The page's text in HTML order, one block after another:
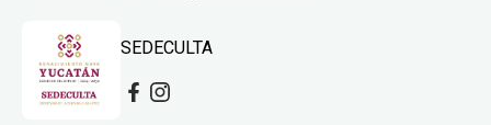
SEDECULTA